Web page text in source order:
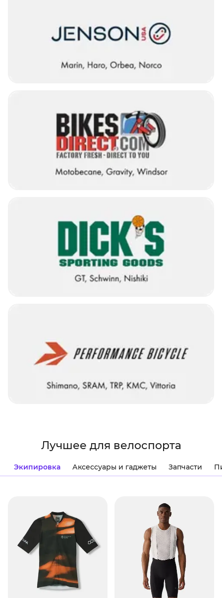
Лучшее для велоспорта
Экипировка Аксессуары и гаджеты Запчасти